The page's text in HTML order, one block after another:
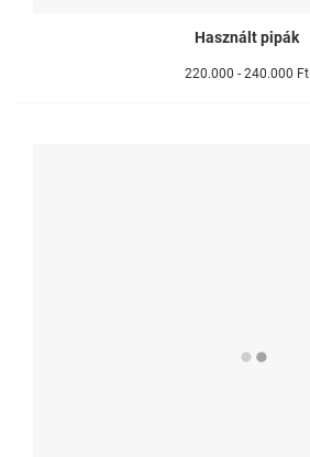
Használt pipák
220.000 - 240.000 Ft